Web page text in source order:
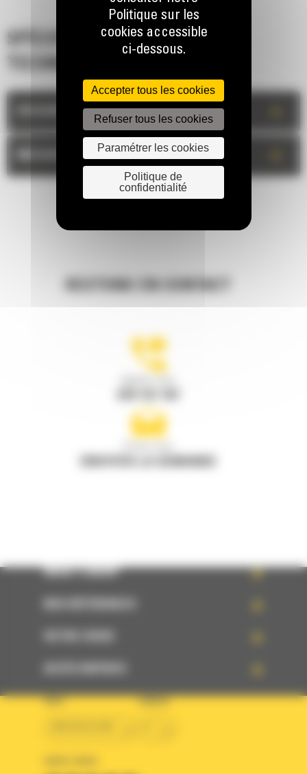
SPÉCIFICATIONS
TECHNIQUES
DESCRIPTION
RESTONS EN CONTACT
WHAT’S NEW?
PAYS LANGUE
Politique sur les
cookies accessible
ci-dessous.
Accepter tous les cookies
Refuser tous les cookies
Paramétrer les cookies
Politique de
confidentialité